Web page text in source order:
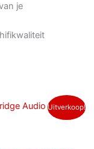
je
Uitverkoop!
Oorspronkelijke
prijs
Huidige
prijs